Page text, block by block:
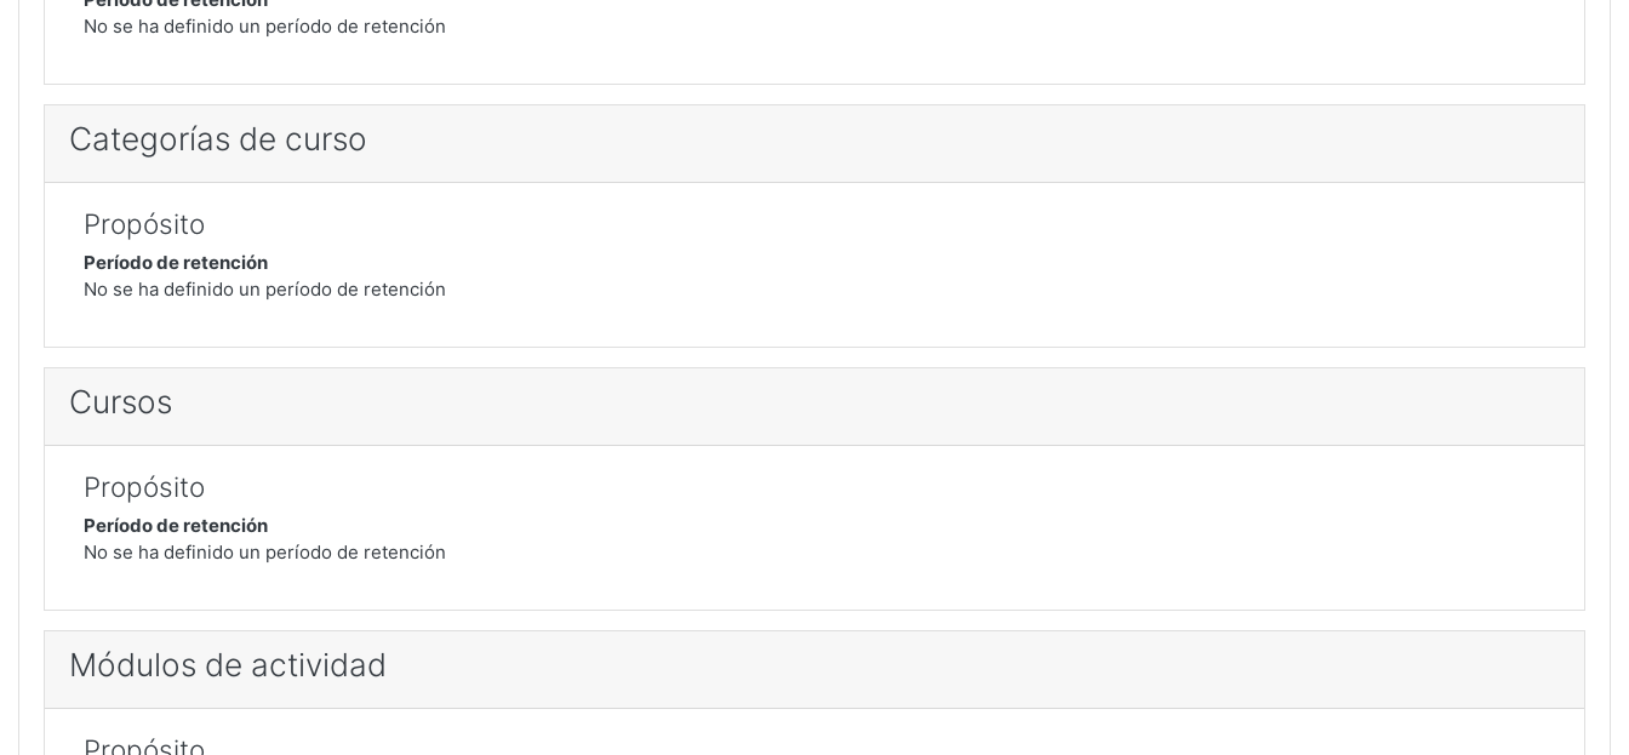
No se ha definido un período de retención
Categorías de curso
Propósito
Período de retención
No se ha definido un período de retención
Cursos
Propósito
Período de retención
No se ha definido un período de retención
Módulos de actividad